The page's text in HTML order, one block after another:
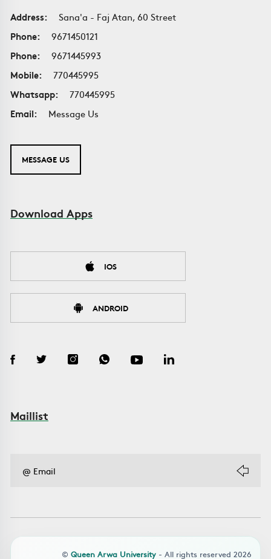
Address:
Sana'a - Faj Atan, 60 Street
Phone:
9671450121
Phone:
9671445993
Mobile:
770445995
Whatsapp:
770445995
Email:
Message Us
MESSAGE US
Download Apps
IOS
ANDROID
Maillist
© Queen Arwa University - All rights reserved 2026